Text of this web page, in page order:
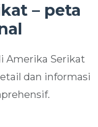
– peta
Amerika Serikat
dan informasi